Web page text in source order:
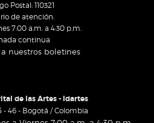
Postal: 110321
de atención:
7:00 a.m. a 4:30 p.m.
continua
a nuestros boletines
de las Artes - Idartes
- 46 - Bogotá / Colombia